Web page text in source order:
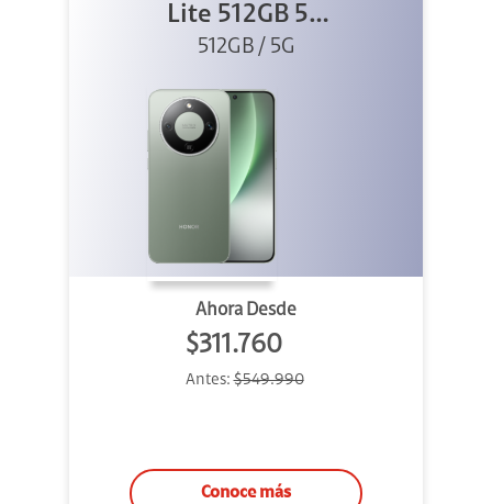
Lite 512GB 5G
Verde
512GB / 5G
Ahora Desde
$311.760
Antes:$549.990
Conoce más